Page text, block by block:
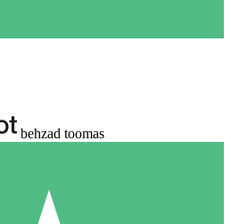
behzad toomas